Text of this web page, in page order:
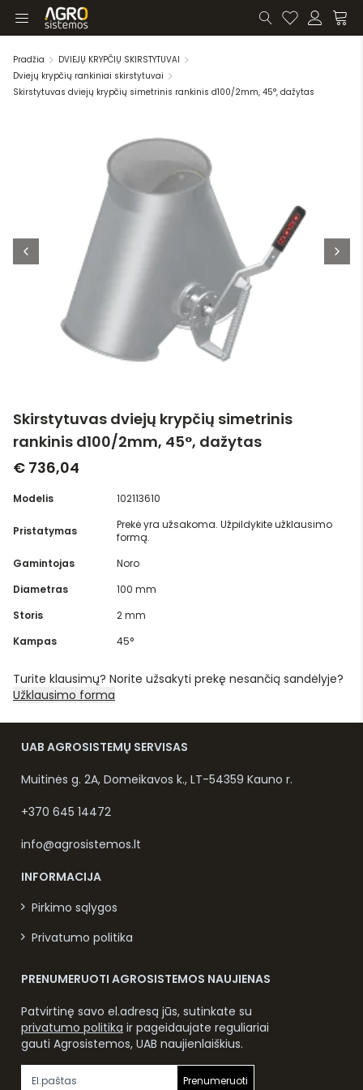
Pradžia
DVIEJŲ KRYPČIŲ SKIRSTYTUVAI
Dviejų krypčių rankiniai skirstytuvai
Skirstytuvas dviejų krypčių simetrinis rankinis d100/2mm, 45°, dažytas
Skirstytuvas dviejų krypčių simetrinis
rankinis d100/2mm, 45°, dažytas
€ 736,04
Modelis 102113610
Pristatymas
Prekė yra užsakoma. Užpildykite užklausimo
formą.
Gamintojas
Noro
Diametras
100 mm
Storis
2 mm
Kampas
45°
Turite klausimų? Norite užsakyti prekę nesančią sandėlyje?
Užklausimo forma
UAB AGROSISTEMŲ SERVISAS
Muitinės g. 2A, Domeikavos k., LT-54359 Kauno r.
+370 645 14472
info@agrosistemos.lt
INFORMACIJA
Pirkimo sąlygos
Privatumo politika
PRENUMERUOTI AGROSISTEMOS NAUJIENAS
Patvirtinę savo el.adresą jūs, sutinkate su
privatumo politika ir pageidaujate reguliariai
gauti Agrosistemos, UAB naujienlaiškius.
Prenumeruoti